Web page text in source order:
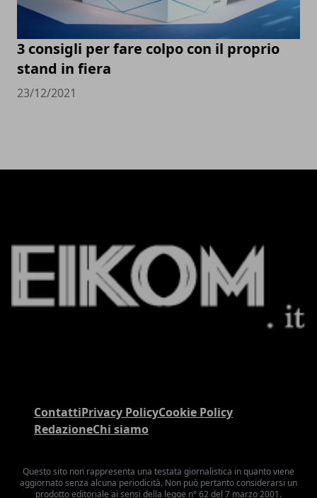
3 consigli per fare colpo con il proprio
stand in fiera
23/12/2021
ContattiPrivacy PolicyCookie Policy
RedazioneChi siamo
Questo sito non rappresenta una testata giornalistica in quanto viene
aggiornato senza alcuna periodicità. Non può pertanto considerarsi un
prodotto editoriale ai sensi della legge n° 62 del 7 marzo 2001.